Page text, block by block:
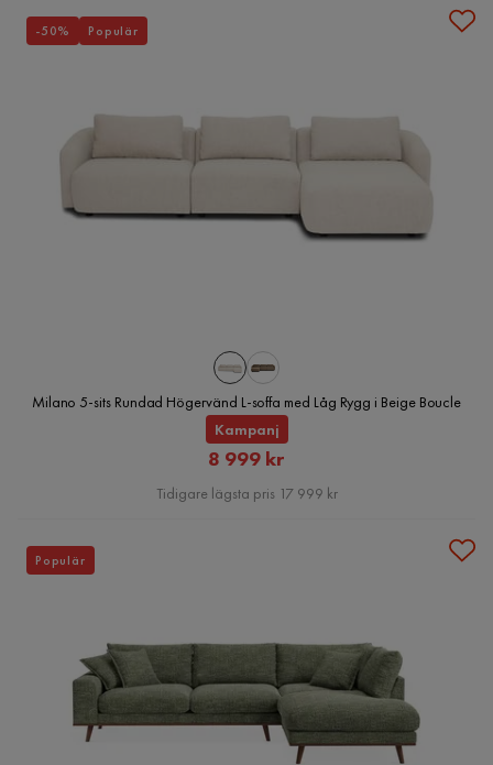
Milano 5-sits Rundad Högervänd L-soffa med Låg Rygg i Beige Boucle
Kampanj
Rabatterat
Pris
8 999 kr
Tidigare lägsta pris 17 999 kr
-50% Populär
Populär